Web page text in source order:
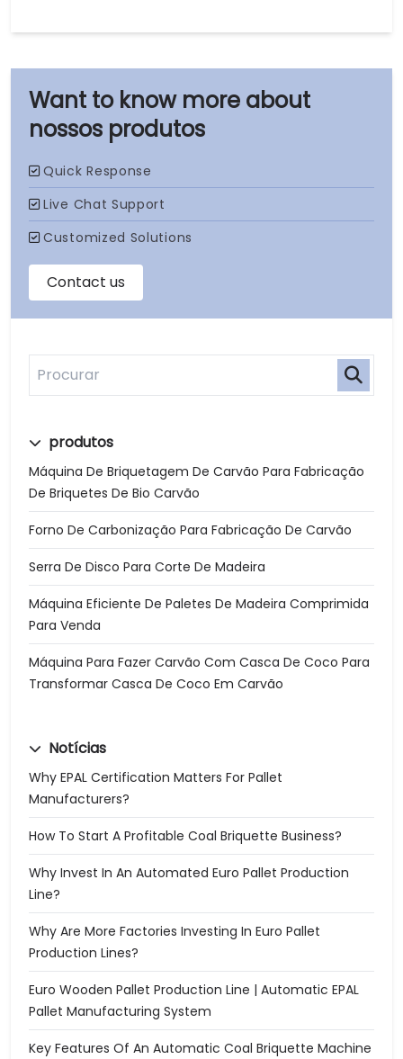
nossos produtos
produtos
Máquina De Briquetagem De Carvão Para Fabricação
De Briquetes De Bio Carvão
Forno De Carbonização Para Fabricação De Carvão
Serra De Disco Para Corte De Madeira
Máquina Eficiente De Paletes De Madeira Comprimida
Para Venda
Máquina Para Fazer Carvão Com Casca De Coco Para
Transformar Casca De Coco Em Carvão
Notícias
Why EPAL Certification Matters For Pallet
Manufacturers?
How To Start A Profitable Coal Briquette Business?
Why Invest In An Automated Euro Pallet Production
Line?
Why Are More Factories Investing In Euro Pallet
Production Lines?
Euro Wooden Pallet Production Line | Automatic EPAL
Pallet Manufacturing System
Key Features Of An Automatic Coal Briquette Machine